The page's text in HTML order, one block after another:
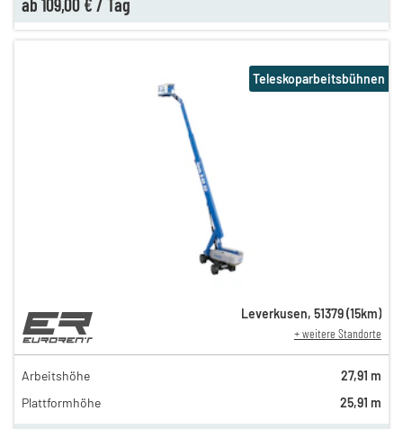
ab 109,00 € / Tag
289,00 €
249,00 €
229,00 €
189,00 €
Teleskoparbeitsbühnen
Leverkusen, 51379(15km)
+ weitere Standorte
Arbeitshöhe
27,91 m
Plattformhöhe
25,91 m